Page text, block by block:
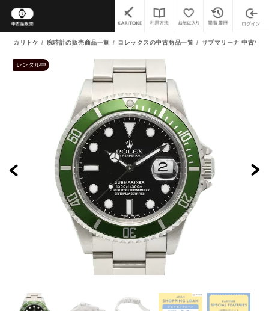
カリトケ 腕時計の販売商品一覧 ロレックスの中古商品一覧 サブマリーナ 中古商品
レンタル中